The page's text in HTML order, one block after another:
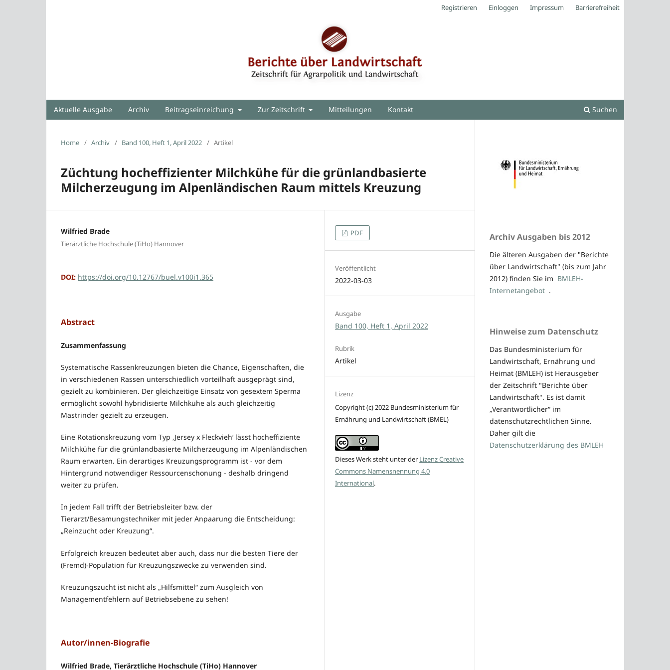
Aktuelle Ausgabe Archiv Beitragseinreichung Zur Zeitschrift Mitteilungen Kontakt Suchen
Registrieren Einloggen Impressum Barrierefreiheit
Home / Archiv / Band 100, Heft 1, April 2022 / Artikel
Züchtung hocheffizienter Milchkühe für die grünlandbasierte
Milcherzeugung im Alpenländischen Raum mittels Kreuzung
Wilfried Brade
Tierärztliche Hochschule (TiHo) Hannover
DOI: https://doi.org/10.12767/buel.v100i1.365
Abstract
Zusammenfassung
Systematische Rassenkreuzungen bieten die Chance, Eigenschaften, die
in verschiedenen Rassen unterschiedlich vorteilhaft ausgeprägt sind,
gezielt zu kombinieren. Der gleichzeitige Einsatz von gesextem Sperma
ermöglicht sowohl hybridisierte Milchkühe als auch gleichzeitig
Mastrinder gezielt zu erzeugen.
Eine Rotationskreuzung vom Typ ‚Jersey x Fleckvieh‘ lässt hocheffiziente
Milchkühe für die grünlandbasierte Milcherzeugung im Alpenländischen
Raum erwarten. Ein derartiges Kreuzungsprogramm ist - vor dem
Hintergrund notwendiger Ressourcenschonung - deshalb dringend
weiter zu prüfen.
In jedem Fall trifft der Betriebsleiter bzw. der
Tierarzt/Besamungstechniker mit jeder Anpaarung die Entscheidung:
„Reinzucht oder Kreuzung“.
Erfolgreich kreuzen bedeutet aber auch, dass nur die besten Tiere der
(Fremd)-Population für Kreuzungszwecke zu verwenden sind.
Kreuzungszucht ist nicht als „Hilfsmittel“ zum Ausgleich von
Managementfehlern auf Betriebsebene zu sehen!
Autor/innen-Biografie
Wilfried Brade, Tierärztliche Hochschule (TiHo) Hannover
PDF
Veröffentlicht
2022-03-03
Ausgabe
Band 100, Heft 1, April 2022
Rubrik
Artikel
Lizenz
Copyright (c) 2022 Bundesministerium für
Ernährung und Landwirtschaft (BMEL)
Dieses Werk steht unter derLizenz Creative
Commons Namensnennung 4.0
International.
Archiv Ausgaben bis 2012
Die älteren Ausgaben der "Berichte
über Landwirtschaft" (bis zum Jahr
2012) finden Sie im BMLEH-
Internetangebot .
Hinweise zum Datenschutz
Das Bundesministerium für
Landwirtschaft, Ernährung und
Heimat (BMLEH) ist Herausgeber
der Zeitschrift "Berichte über
Landwirtschaft". Es ist damit
„Verantwortlicher“ im
datenschutzrechtlichen Sinne.
Daher gilt die
Datenschutzerklärung des BMLEH